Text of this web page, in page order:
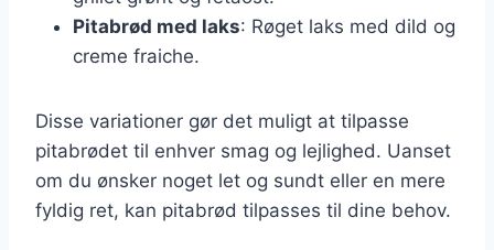
Pitabrød med laks: Røget laks med dild og
creme fraiche.
Disse variationer gør det muligt at tilpasse
pitabrødet til enhver smag og lejlighed. Uanset
om du ønsker noget let og sundt eller en mere
fyldig ret, kan pitabrød tilpasses til dine behov.